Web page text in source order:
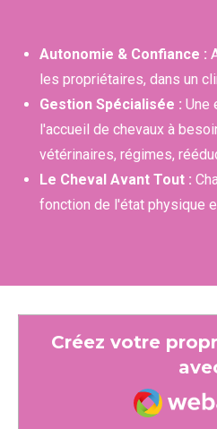
Autonomie & Confiance :
les propriétaires, dans un
Gestion Spécialisée : Une
l'accueil de chevaux à
vétérinaires, régimes,
Le Cheval Avant Tout :
fonction de l'état physique
Créez votre
Webador